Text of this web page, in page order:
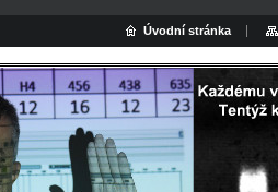
Úvodní stránka